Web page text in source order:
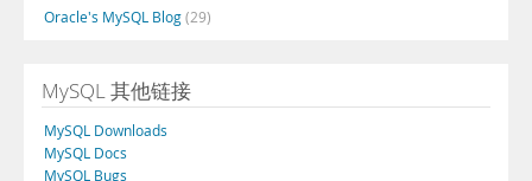
Oracle's MySQL Blog(29)
MySQL 其他链接
MySQL Downloads
MySQL Docs
MySQL Bugs